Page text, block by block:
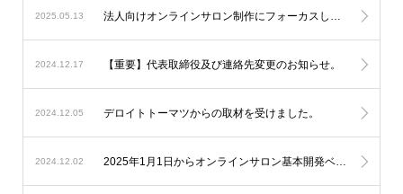
2025.05.13 法人向けオンラインサロン制作にフォーカスし続け、設立6周年を迎えました。
2024.12.17 【重要】代表取締役及び連絡先変更のお知らせ。
2024.12.05 デロイトトーマツからの取材を受けました。
2024.12.02 2025年1月1日からオンラインサロン基本開発ベースシステムの料金改定を実施します。